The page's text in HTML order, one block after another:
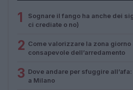
1
Sognare il fango ha anche dei
ci crediate o no)
2 Come valorizzare la zona
consapevole dell’arredamento
3 Dove andare per sfuggire
a Milano